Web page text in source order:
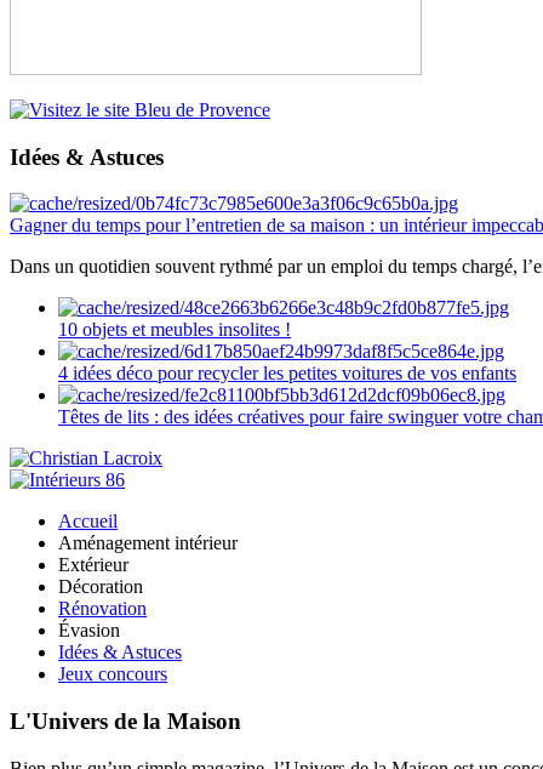
Idées & Astuces
Gagner du temps pour l’entretien de sa maison : un intérieur
Dans un quotidien souvent rythmé par un emploi du temps chargé,
10 objets et meubles insolites !
4 idées déco pour recycler les petites voitures de vos enfants
Têtes de lits : des idées créatives pour faire swinguer votre
Accueil
Aménagement intérieur
Extérieur
Décoration
Rénovation
Évasion
Idées & Astuces
Jeux concours
L'Univers de la Maison